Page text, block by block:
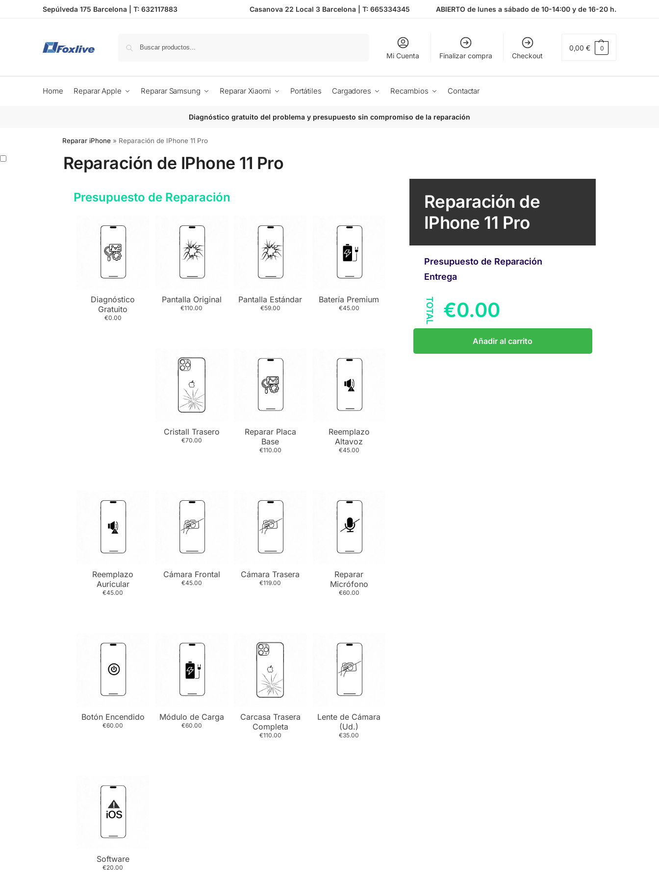
Sepúlveda 175 Barcelona | T: 632117883 Casanova 22 Local 3 Barcelona | T: 665334345 ABIERTO de lunes a sábado de 10-14:00 y de 16-20 h.
Mi Cuenta Finalizar compra Checkout
0,00€ 0
Home Reparar Apple Reparar Samsung Reparar Xiaomi Portátiles Cargadores Recambios Contactar
Diagnóstico gratuito del problema y presupuesto sin compromiso de la reparación
Reparar iPhone » Reparación de IPhone 11 Pro
Reparación de IPhone 11 Pro
Presupuesto de Reparación
Diagnóstico
Gratuito
€0.00
Pantalla Original
€110.00
Pantalla Estándar
€59.00
Batería Premium
€45.00
Cristall Trasero
€70.00
Reparar Placa
Base
€110.00
Reemplazo
Altavoz
€45.00
Reemplazo
Auricular
€45.00
Cámara Frontal
€45.00
Cámara Trasera
€119.00
Reparar
Micrófono
€60.00
Botón Encendido
€60.00
Módulo de Carga
€60.00
Carcasa Trasera
Completa
€110.00
Lente de Cámara
(Ud.)
€35.00
Software
€20.00
Reparación de
IPhone 11 Pro
Presupuesto de Reparación
Entrega
TOTAL €0.00
Añadir al carrito